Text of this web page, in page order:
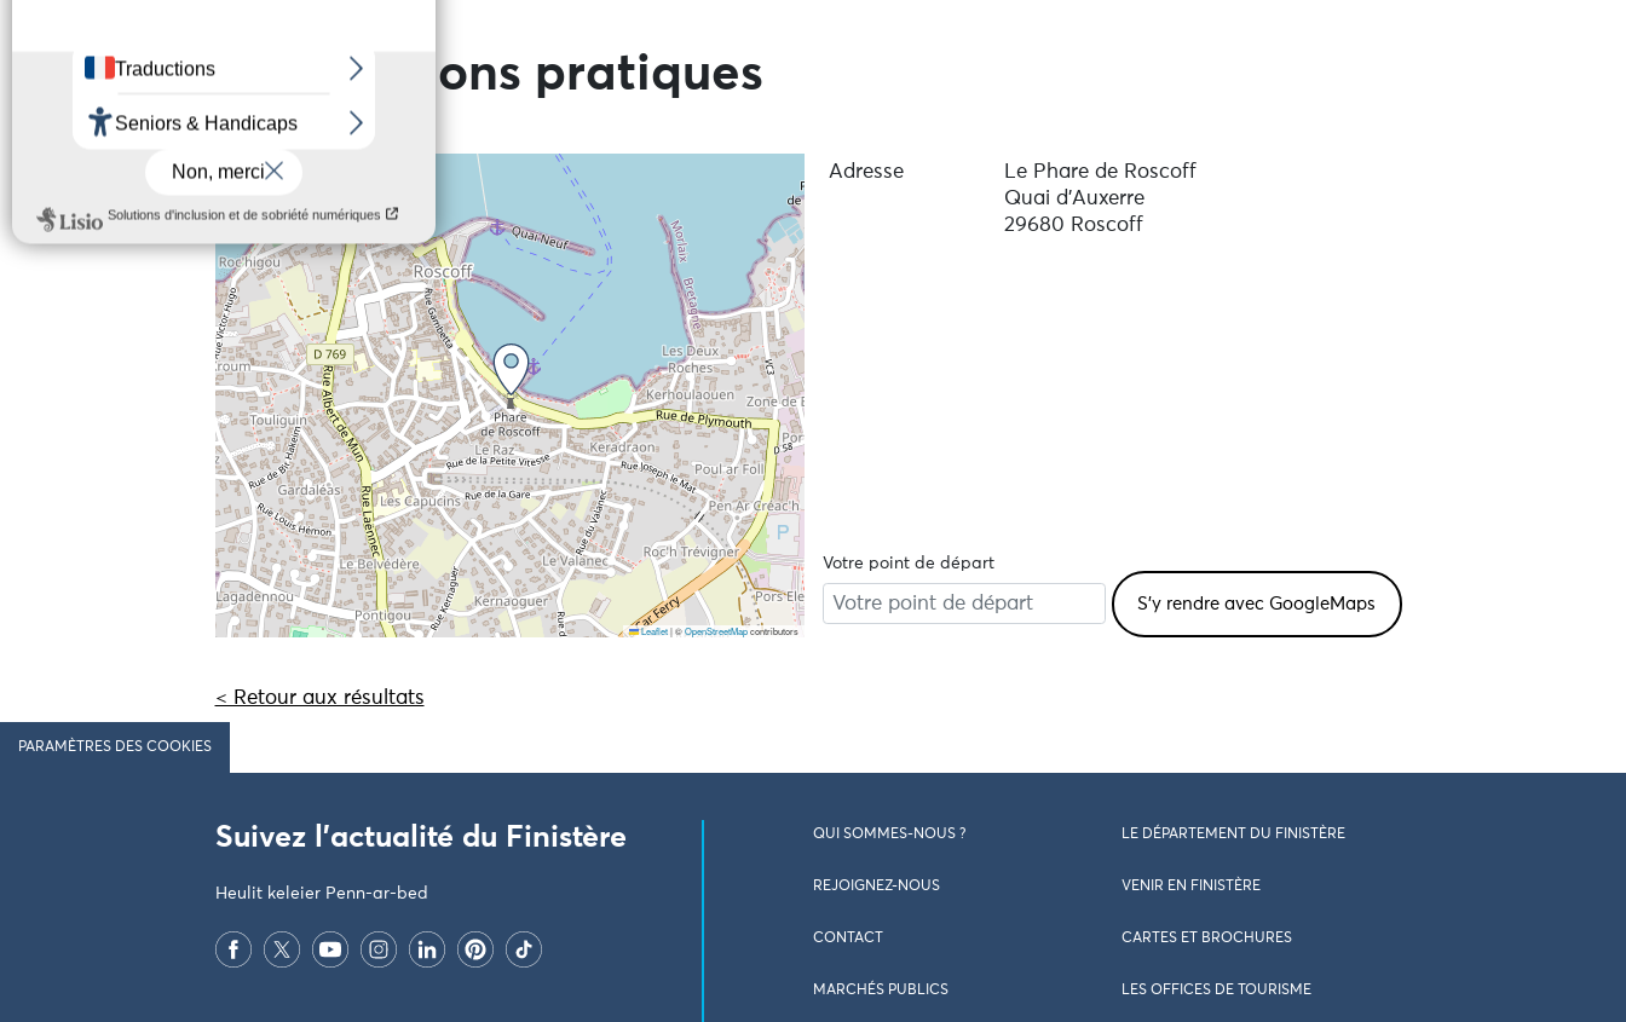
Informations pratiques
+
−
Leaflet |©OpenStreetMapcontributors
Adresse
Le Phare de Roscoff
Quai d'Auxerre
29680 Roscoff
Votre point de départ
< Retour aux résultats
PARAMÈTRES DES COOKIES
Suivez l'actualité du Finistère
Heulit keleier Penn-ar-bed
QUI SOMMES-NOUS ? LE DÉPARTEMENT DU FINISTÈRE
REJOIGNEZ-NOUS VENIR EN FINISTÈRE
CONTACT CARTES ET BROCHURES
MARCHÉS PUBLICS LES OFFICES DE TOURISME